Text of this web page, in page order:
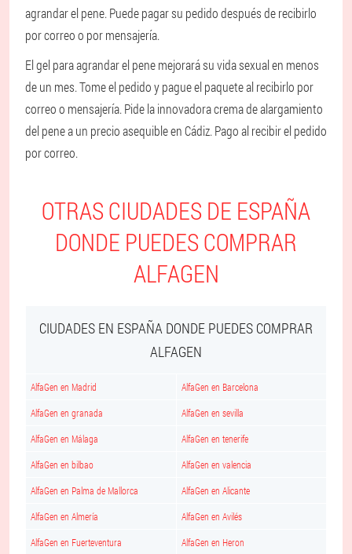
agrandar el pene. Puede pagar su pedido después de recibirlo
por correo o por mensajería.
El gel para agrandar el pene mejorará su vida sexual en menos
de un mes. Tome el pedido y pague el paquete al recibirlo por
correo o mensajería. Pide la innovadora crema de alargamiento
del pene a un precio asequible en Cádiz. Pago al recibir el pedido
por correo.
OTRAS CIUDADES DE ESPAÑA
DONDE PUEDES COMPRAR
ALFAGEN
CIUDADES EN ESPAÑA DONDE PUEDES COMPRAR
ALFAGEN
AlfaGen en Madrid AlfaGen en Barcelona
AlfaGen en granada AlfaGen en sevilla
AlfaGen en Málaga AlfaGen en tenerife
AlfaGen en bilbao AlfaGen en valencia
AlfaGen en Palma de Mallorca AlfaGen en Alicante
AlfaGen en Almería AlfaGen en Avilés
AlfaGen en Fuerteventura AlfaGen en Heron